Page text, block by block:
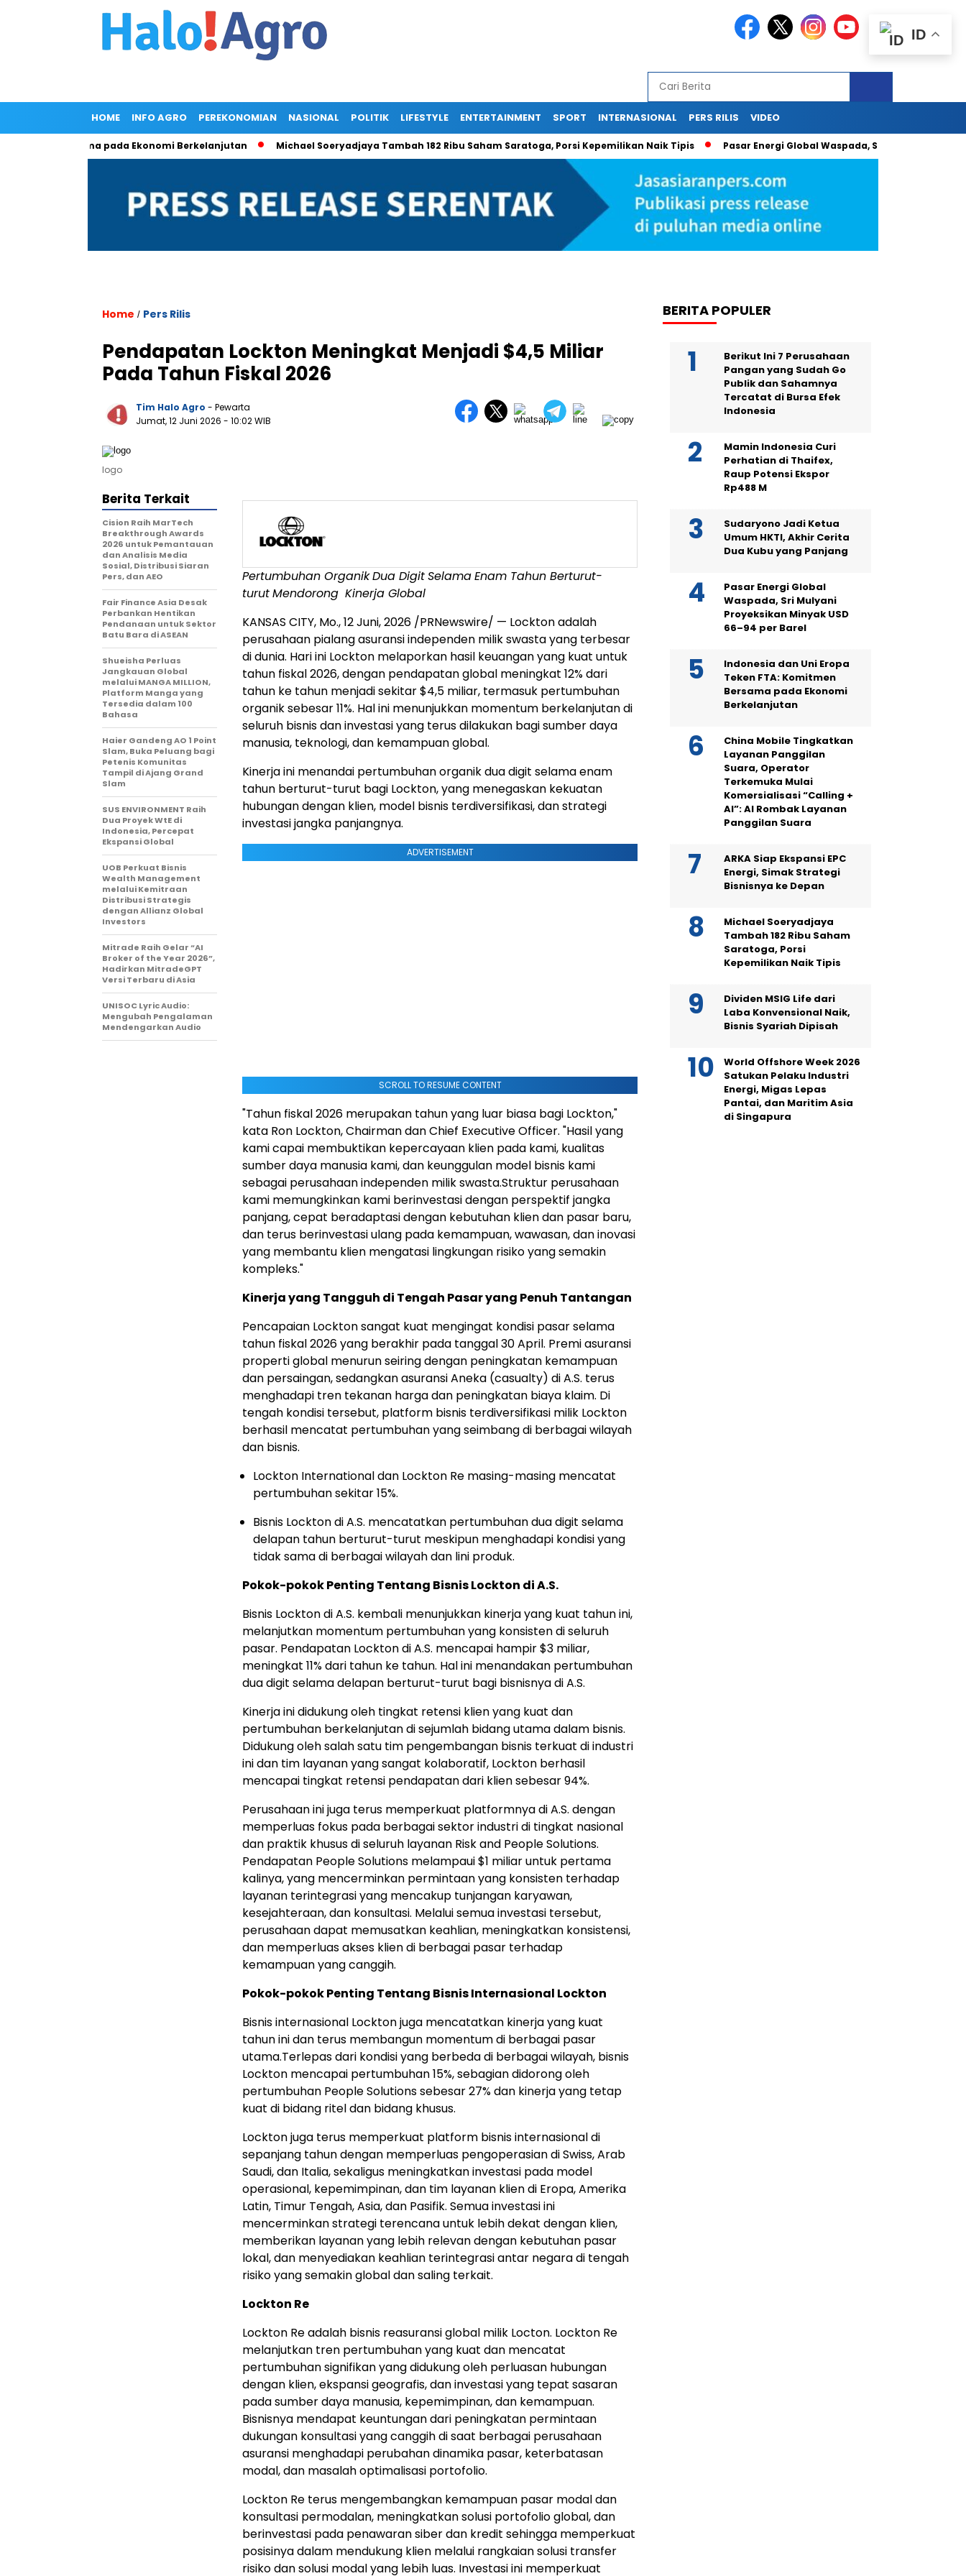
HOME INFO AGRO PEREKONOMIAN NASIONAL POLITIK LIFESTYLE ENTERTAINMENT SPORT INTERNASIONAL PERS RILIS VIDEO
Bersama pada Ekonomi Berkelanjutan Michael Soeryadjaya Tambah 182 Ribu Saham Saratoga, Porsi Kepemilikan Naik Tipis Pasar Energi Global Waspada, Sri Mulyani Proyeksikan
Home / Pers Rilis
Pendapatan Lockton Meningkat Menjadi $4,5 Miliar
Pada Tahun Fiskal 2026
Tim Halo Agro - Pewarta
Jumat, 12 Juni 2026 - 10:02 WIB
logo
Pertumbuhan OrganikDua DigitSelamaEnam Tahun Berturut-
turutMendorong Kinerja Global
KANSAS CITY, Mo.,12 Juni, 2026 /PRNewswire/ — Lockton adalah
perusahaan pialang asuransi independen milik swasta yang terbesar
di dunia. Hari ini Lockton melaporkan hasil keuangan yang kuat untuk
tahun fiskal 2026, dengan pendapatan global meningkat 12% dari
tahun ke tahun menjadi sekitar $4,5 miliar, termasuk pertumbuhan
organik sebesar 11%. Hal ini menunjukkan momentum berkelanjutan di
seluruh bisnis dan investasi yang terus dilakukan bagi sumber daya
manusia, teknologi, dan kemampuan global.
Kinerja ini menandai pertumbuhan organik dua digit selama enam
tahun berturut-turut bagi Lockton, yang menegaskan kekuatan
hubungan dengan klien, model bisnis terdiversifikasi, dan strategi
investasi jangka panjangnya.
ADVERTISEMENT
SCROLL TO RESUME CONTENT
"Tahun fiskal 2026 merupakan tahun yang luar biasa bagi Lockton,"
kata Ron Lockton, Chairman dan Chief Executive Officer. "Hasil yang
kami capai membuktikan kepercayaan klien pada kami, kualitas
sumber daya manusia kami, dan keunggulan model bisnis kami
sebagai perusahaan independen milik swasta.Struktur perusahaan
kami memungkinkan kami berinvestasi dengan perspektif jangka
panjang, cepat beradaptasi dengan kebutuhan klien dan pasar baru,
dan terus berinvestasi ulang pada kemampuan, wawasan, dan inovasi
yang membantu klien mengatasi lingkungan risiko yang semakin
kompleks."
Kinerja yang Tangguh di Tengah Pasar yang Penuh Tantangan
Pencapaian Lockton sangat kuat mengingat kondisi pasar selama
tahun fiskal 2026 yang berakhir pada tanggal 30 April. Premi asuransi
properti global menurun seiring dengan peningkatan kemampuan
dan persaingan, sedangkan asuransi Aneka (casualty) di A.S. terus
menghadapi tren tekanan harga dan peningkatan biaya klaim. Di
tengah kondisi tersebut, platform bisnis terdiversifikasi milik Lockton
berhasil mencatat pertumbuhan yang seimbang di berbagai wilayah
dan bisnis.
Lockton International dan Lockton Re masing-masing mencatat
pertumbuhan sekitar 15%.
Bisnis Lockton di A.S. mencatatkan pertumbuhan dua digit selama
delapan tahun berturut-turut meskipun menghadapi kondisi yang
tidak sama di berbagai wilayah dan lini produk.
Pokok-pokok Penting Tentang Bisnis Lockton di A.S.
Bisnis Lockton di A.S. kembali menunjukkan kinerja yang kuat tahun ini,
melanjutkan momentum pertumbuhan yang konsisten di seluruh
pasar. Pendapatan Lockton di A.S. mencapai hampir $3 miliar,
meningkat 11% dari tahun ke tahun. Hal ini menandakan pertumbuhan
dua digit selama delapan berturut-turut bagi bisnisnya di A.S.
Kinerja ini didukung oleh tingkat retensi klien yang kuat dan
pertumbuhan berkelanjutan di sejumlah bidang utama dalam bisnis.
Didukung oleh salah satu tim pengembangan bisnis terkuat di industri
ini dan tim layanan yang sangat kolaboratif, Lockton berhasil
mencapai tingkat retensi pendapatan dari klien sebesar 94%.
Perusahaan ini juga terus memperkuat platformnya di A.S. dengan
memperluas fokus pada berbagai sektor industri di tingkat nasional
dan praktik khusus di seluruh layanan Risk and People Solutions.
Pendapatan People Solutions melampaui $1 miliar untuk pertama
kalinya, yang mencerminkan permintaan yang konsisten terhadap
layanan terintegrasi yang mencakup tunjangan karyawan,
kesejahteraan, dan konsultasi. Melalui semua investasi tersebut,
perusahaan dapat memusatkan keahlian, meningkatkan konsistensi,
dan memperluas akses klien di berbagai pasar terhadap
kemampuan yang canggih.
Pokok-pokok Penting Tentang Bisnis Internasional Lockton
Bisnis internasional Lockton juga mencatatkan kinerja yang kuat
tahun ini dan terus membangun momentum di berbagai pasar
utama.Terlepas dari kondisi yang berbeda di berbagai wilayah, bisnis
Lockton mencapai pertumbuhan 15%, sebagian didorong oleh
pertumbuhan People Solutions sebesar 27% dan kinerja yang tetap
kuat di bidang ritel dan bidang khusus.
Lockton juga terus memperkuat platform bisnis internasional di
sepanjang tahun dengan memperluas pengoperasian di Swiss, Arab
Saudi, dan Italia, sekaligus meningkatkan investasi pada model
operasional, kepemimpinan, dan tim layanan klien di Eropa, Amerika
Latin, Timur Tengah, Asia, dan Pasifik. Semua investasi ini
mencerminkan strategi terencana untuk lebih dekat dengan klien,
memberikan layanan yang lebih relevan dengan kebutuhan pasar
lokal, dan menyediakan keahlian terintegrasi antar negara di tengah
risiko yang semakin global dan saling terkait.
Lockton Re
Lockton Re adalah bisnis reasuransi global milik Locton. Lockton Re
melanjutkan tren pertumbuhan yang kuat dan mencatat
pertumbuhan signifikan yang didukung oleh perluasan hubungan
dengan klien, ekspansi geografis, dan investasi yang tepat sasaran
pada sumber daya manusia, kepemimpinan, dan kemampuan.
Bisnisnya mendapat keuntungan dari peningkatan permintaan
dukungan konsultasi yang canggih di saat berbagai perusahaan
asuransi menghadapi perubahan dinamika pasar, keterbatasan
modal, dan masalah optimalisasi portofolio.
Lockton Re terus mengembangkan kemampuan pasar modal dan
konsultasi permodalan, meningkatkan solusi portofolio global, dan
berinvestasi pada penawaran siber dan kredit sehingga memperkuat
posisinya dalam mendukung klien melalui rangkaian solusi transfer
risiko dan solusi modal yang lebih luas. Investasi ini memperkuat
Berita Terkait
Cision Raih MarTech
Breakthrough Awards
2026 untuk Pemantauan
dan Analisis Media
Sosial, Distribusi Siaran
Pers, dan AEO
Fair Finance Asia Desak
Perbankan Hentikan
Pendanaan untuk Sektor
Batu Bara di ASEAN
Shueisha Perluas
Jangkauan Global
melalui MANGA MILLION,
Platform Manga yang
Tersedia dalam 100
Bahasa
Haier Gandeng AO 1 Point
Slam, Buka Peluang bagi
Petenis Komunitas
Tampil di Ajang Grand
Slam
SUS ENVIRONMENT Raih
Dua Proyek WtE di
Indonesia, Percepat
Ekspansi Global
UOB Perkuat Bisnis
Wealth Management
melalui Kemitraan
Distribusi Strategis
dengan Allianz Global
Investors
Mitrade Raih Gelar “AI
Broker of the Year 2026”,
Hadirkan MitradeGPT
Versi Terbaru di Asia
UNISOC Lyric Audio:
Mengubah Pengalaman
Mendengarkan Audio
BERITA POPULER
Berikut Ini 7 Perusahaan
Pangan yang Sudah Go
Publik dan Sahamnya
Tercatat di Bursa Efek
Indonesia
Mamin Indonesia Curi
Perhatian di Thaifex,
Raup Potensi Ekspor
Rp488 M
Sudaryono Jadi Ketua
Umum HKTI, Akhir Cerita
Dua Kubu yang Panjang
Pasar Energi Global
Waspada, Sri Mulyani
Proyeksikan Minyak USD
66–94 per Barel
Indonesia dan Uni Eropa
Teken FTA: Komitmen
Bersama pada Ekonomi
Berkelanjutan
China Mobile Tingkatkan
Layanan Panggilan
Suara, Operator
Terkemuka Mulai
Komersialisasi “Calling +
AI”: AI Rombak Layanan
Panggilan Suara
ARKA Siap Ekspansi EPC
Energi, Simak Strategi
Bisnisnya ke Depan
Michael Soeryadjaya
Tambah 182 Ribu Saham
Saratoga, Porsi
Kepemilikan Naik Tipis
Dividen MSIG Life dari
Laba Konvensional Naik,
Bisnis Syariah Dipisah
World Offshore Week 2026
Satukan Pelaku Industri
Energi, Migas Lepas
Pantai, dan Maritim Asia
di Singapura
ID